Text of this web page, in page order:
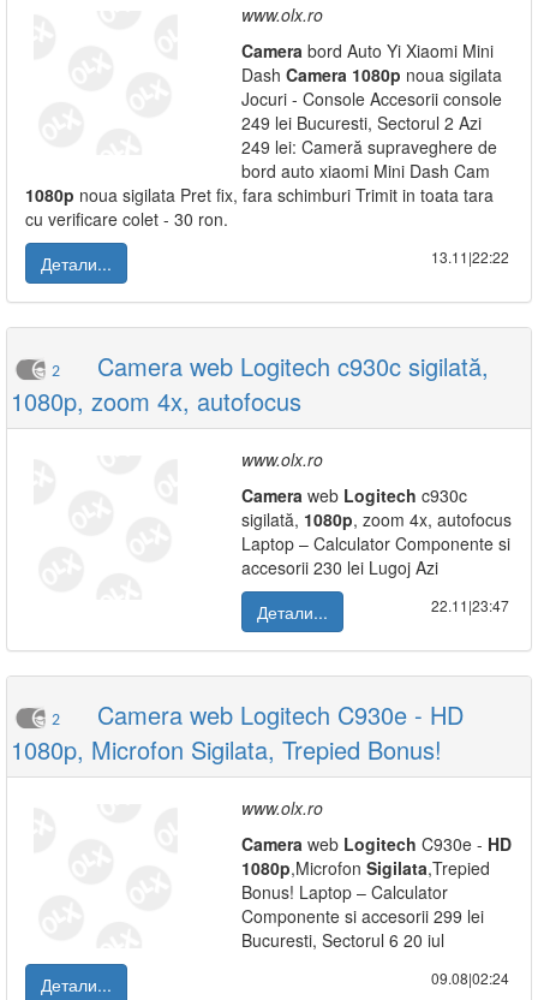
www.olx.ro
Camera bord Auto Yi Xiaomi Mini
Dash Camera 1080p noua sigilata
Jocuri - Console Accesorii console
249 lei Bucuresti, Sectorul 2 Azi
249 lei: Cameră supraveghere de
bord auto xiaomi Mini Dash Cam
1080p noua sigilata Pret fix, fara schimburi Trimit in toata tara
cu verificare colet - 30 ron.
Детали...
13.11|22:22
2
Camera web Logitech c930c sigilată,
1080p, zoom 4x, autofocus
www.olx.ro
Camera web Logitech c930c
sigilată, 1080p, zoom 4x, autofocus
Laptop – Calculator Componente si
accesorii 230 lei Lugoj Azi
Детали...
22.11|23:47
2
Camera web Logitech C930e - HD
1080p, Microfon Sigilata, Trepied Bonus!
www.olx.ro
Camera web Logitech C930e - HD
1080p,Microfon Sigilata,Trepied
Bonus! Laptop – Calculator
Componente si accesorii 299 lei
Bucuresti, Sectorul 6 20 iul
Детали...
09.08|02:24